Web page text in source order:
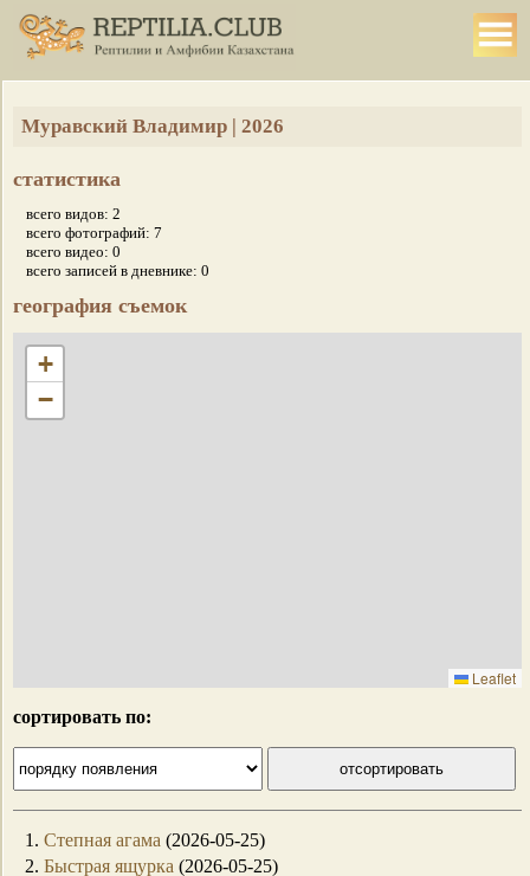
Муравский Владимир | 2026
статистика
всего видов: 2
всего фотографий: 7
всего видео: 0
всего записей в дневнике: 0
география съемок
+
−
Leaflet
сортировать по:
1. Степная агама (2026-05-25)
2. Быстрая ящурка (2026-05-25)